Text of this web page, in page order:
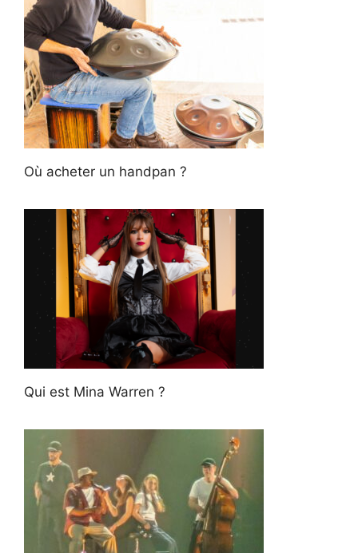
Où acheter un handpan ?
Qui est Mina Warren ?